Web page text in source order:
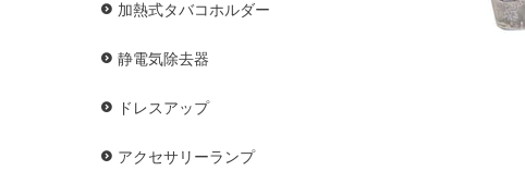
加熱式タバコホルダー
静電気除去器
ドレスアップ
アクセサリーランプ